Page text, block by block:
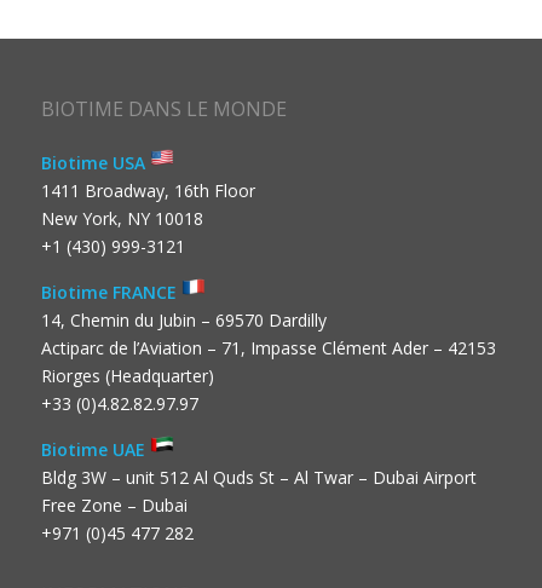
BIOTIME DANS LE MONDE
Biotime USA
1411 Broadway, 16th Floor
New York, NY 10018
+1 (430) 999-3121
Biotime FRANCE
14, Chemin du Jubin – 69570 Dardilly
Actiparc de l’Aviation – 71, Impasse Clément Ader – 42153
Riorges (Headquarter)
+33 (0)4.82.82.97.97
Biotime UAE
Bldg 3W – unit 512 Al Quds St – Al Twar – Dubai Airport
Free Zone – Dubai
+971 (0)45 477 282